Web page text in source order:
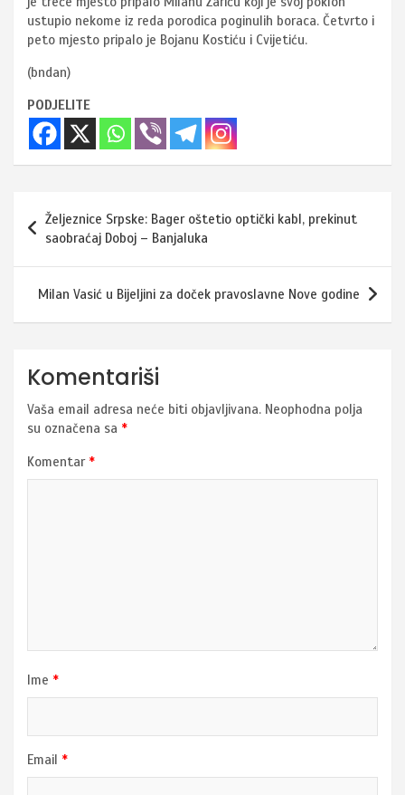
ustupio nekome iz reda porodica poginulih boraca. Četvrto i
peto mjesto pripalo je Bojanu Kostiću i Cvijetiću.
(bndan)
PODJELITE
Navigacija
članaka
Željeznice Srpske: Bager oštetio optički kabl, prekinut
saobraćaj Doboj – Banjaluka
Milan Vasić u Bijeljini za doček pravoslavne Nove godine
Komentariši
Vaša email adresa neće biti objavljivana. Neophodna polja
su označena sa *
Komentar *
Ime *
Email *